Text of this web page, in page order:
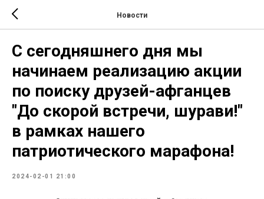
Новости
С сегодняшнего дня мы
начинаем реализацию акции
по поиску друзей-афганцев
"До скорой встречи, шурави!"
в рамках нашего
патриотического марафона!
2024-02-01 21:00